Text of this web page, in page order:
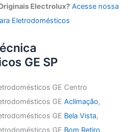
Electrolux? Acesse nossa
Eletrodomésticos
GE SP
GE Centro
GEAclimação,
GE Bela Vista,
GE Bom Retiro,